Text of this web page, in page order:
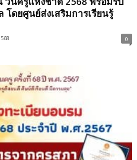
โดยศูนย์ส่งเสริมการเรียนรู้
0